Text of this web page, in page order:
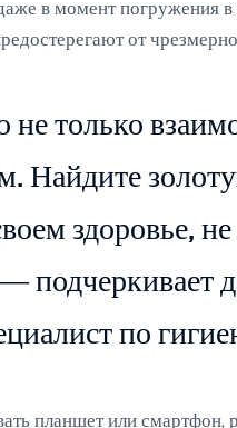
в момент погружения
от
не только
Найдите
здоровье,
подчеркивает
по
планшет или смартфон,